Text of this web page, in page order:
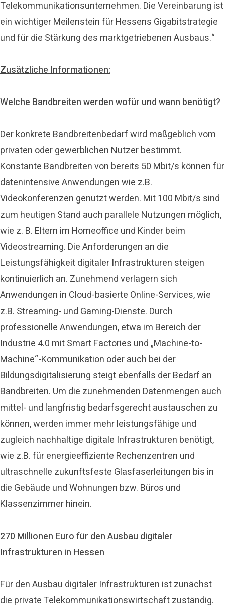
Telekommunikationsunternehmen. Die Vereinbarung ist
ein wichtiger Meilenstein für Hessens Gigabitstrategie
und für die Stärkung des marktgetriebenen Ausbaus.“
Zusätzliche Informationen:
Welche Bandbreiten werden wofür und wann benötigt?
Der konkrete Bandbreitenbedarf wird maßgeblich vom
privaten oder gewerblichen Nutzer bestimmt.
Konstante Bandbreiten von bereits 50 Mbit/s können für
datenintensive Anwendungen wie z.B.
Videokonferenzen genutzt werden. Mit 100 Mbit/s sind
zum heutigen Stand auch parallele Nutzungen möglich,
wie z. B. Eltern im Homeoffice und Kinder beim
Videostreaming. Die Anforderungen an die
Leistungsfähigkeit digitaler Infrastrukturen steigen
kontinuierlich an. Zunehmend verlagern sich
Anwendungen in Cloud-basierte Online-Services, wie
z.B. Streaming- und Gaming-Dienste. Durch
professionelle Anwendungen, etwa im Bereich der
Industrie 4.0 mit Smart Factories und „Machine-to-
Machine“-Kommunikation oder auch bei der
Bildungsdigitalisierung steigt ebenfalls der Bedarf an
Bandbreiten. Um die zunehmenden Datenmengen auch
mittel- und langfristig bedarfsgerecht austauschen zu
können, werden immer mehr leistungsfähige und
zugleich nachhaltige digitale Infrastrukturen benötigt,
wie z.B. für energieeffiziente Rechenzentren und
ultraschnelle zukunftsfeste Glasfaserleitungen bis in
die Gebäude und Wohnungen bzw. Büros und
Klassenzimmer hinein.
270 Millionen Euro für den Ausbau digitaler
Infrastrukturen in Hessen
Für den Ausbau digitaler Infrastrukturen ist zunächst
die private Telekommunikationswirtschaft zuständig.